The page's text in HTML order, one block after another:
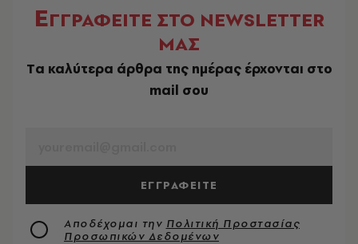
ΕΓΓΡΑΦΕΙΤΕ ΣΤΟ NEWSLETTER
ΜΑΣ
Tα καλύτερα άρθρα της ημέρας έρχονται στο
mail σου
ΕΓΓΡΑΦΕΙΤΕ
Αποδέχομαι την Πολιτική Προστασίας
Προσωπικών Δεδομένων